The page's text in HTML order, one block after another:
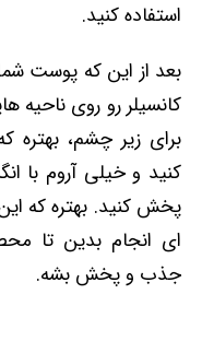
استفاده کنید.
بعد از این که پوست
کانسیلر رو روی ناحیه
برای زیر چشم، بهتره
کنید و خیلی آروم با
پخش کنید. بهتره که این
ای انجام بدین تا
جذب و پخش بشه.